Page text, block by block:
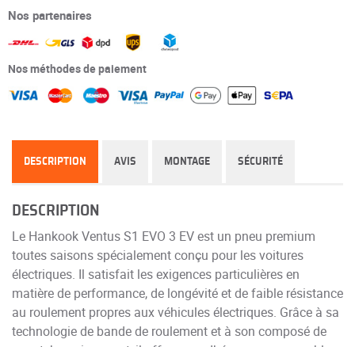
Nos partenaires
Nos méthodes de paiement
DESCRIPTION AVIS MONTAGE SÉCURITÉ
DESCRIPTION
Le Hankook Ventus S1 EVO 3 EV est un pneu premium
toutes saisons spécialement conçu pour les voitures
électriques. Il satisfait les exigences particulières en
matière de performance, de longévité et de faible résistance
au roulement propres aux véhicules électriques. Grâce à sa
technologie de bande de roulement et à son composé de